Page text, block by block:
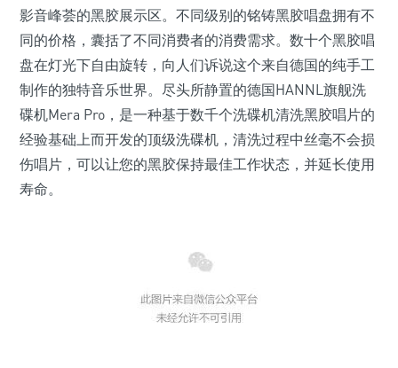
影音峰荟的黑胶展示区。不同级别的铭铸黑胶唱盘拥有不
同的价格，囊括了不同消费者的消费需求。数十个黑胶唱
盘在灯光下自由旋转，向人们诉说这个来自德国的纯手工
制作的独特音乐世界。尽头所静置的德国HANNL旗舰洗
碟机Mera Pro，是一种基于数千个洗碟机清洗黑胶唱片的
经验基础上而开发的顶级洗碟机，清洗过程中丝毫不会损
伤唱片，可以让您的黑胶保持最佳工作状态，并延长使用
寿命。